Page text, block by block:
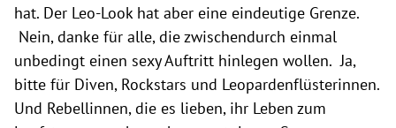
hat. Der Leo-Look hat aber eine eindeutige Grenze.
Nein, danke für alle, die zwischendurch einmal
unbedingt einen sexy Auftritt hinlegen wollen. Ja,
bitte für Diven, Rockstars und Leopardenflüsterinnen.
Und Rebellinnen, die es lieben, ihr Leben zum